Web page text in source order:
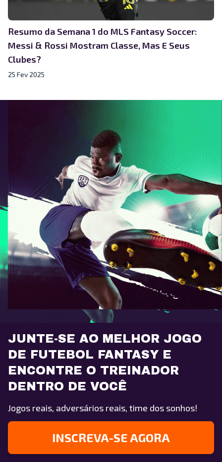
Resumo da Semana 1 do MLS Fantasy Soccer:
Messi & Rossi Mostram Classe, Mas E Seus
Clubes?
25 Fev 2025
JUNTE-SE AO MELHOR JOGO
DE FUTEBOL FANTASY E
ENCONTRE O TREINADOR
DENTRO DE VOCÊ
Jogos reais, adversários reais, time dos sonhos!
INSCREVA-SE AGORA